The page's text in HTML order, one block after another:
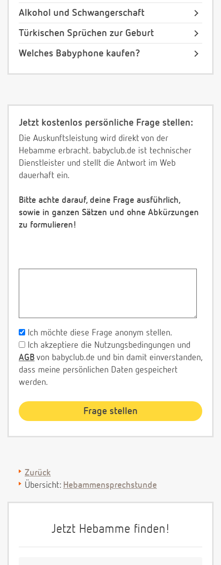
Alkohol und Schwangerschaft
Türkischen Sprüchen zur Geburt
Welches Babyphone kaufen?
Jetzt kostenlos persönliche Frage stellen:
Die Auskunftsleistung wird direkt von der
Hebamme erbracht. babyclub.de ist technischer
Dienstleister und stellt die Antwort im Web
dauerhaft ein.
Bitte achte darauf, deine Frage ausführlich,
sowie in ganzen Sätzen und ohne Abkürzungen
zu formulieren!
Ich möchte diese Frage anonym stellen.
Ich akzeptiere die Nutzungsbedingungen und
AGB von babyclub.de und bin damit einverstanden,
dass meine persönlichen Daten gespeichert
werden.
Zurück
Übersicht: Hebammensprechstunde
Jetzt Hebamme finden!